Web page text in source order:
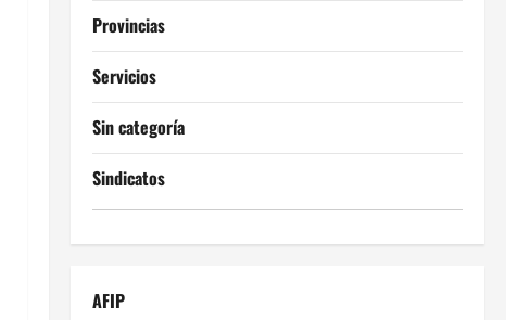
Provincias
Servicios
Sin categoría
Sindicatos
AFIP